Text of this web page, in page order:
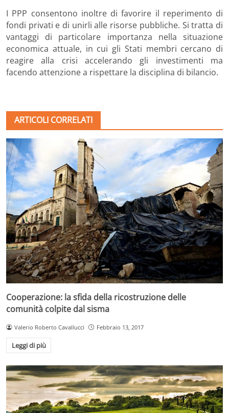
I PPP consentono inoltre di favorire il reperimento di
fondi privati e di unirli alle risorse pubbliche. Si tratta di
vantaggi di particolare importanza nella situazione
economica attuale, in cui gli Stati membri cercano di
reagire alla crisi accelerando gli investimenti ma
facendo attenzione a rispettare la disciplina di bilancio.
ARTICOLI CORRELATI
Cooperazione: la sfida della ricostruzione delle
comunità colpite dal sisma
Valerio Roberto Cavallucci Febbraio 13, 2017
Leggi di più